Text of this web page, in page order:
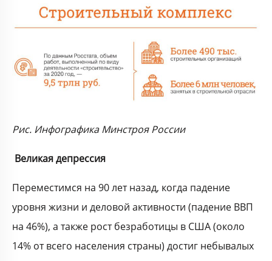
Рис. Инфографика Минстроя России
Великая депрессия
Переместимся на 90 лет назад, когда падение
уровня жизни и деловой активности (падение ВВП
на 46%), а также рост безработицы в США (около
14% от всего населения страны) достиг небывалых